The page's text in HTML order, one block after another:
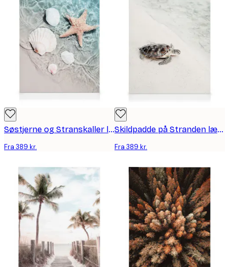
Søstjerne og Stranskaller lærred
Fra 389 kr.
Skildpadde på Stranden lærred
Fra 389 kr.